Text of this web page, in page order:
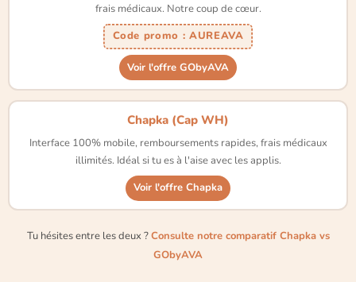
frais médicaux. Notre coup de cœur.
Code promo : AUREAVA
Voir l'offre GObyAVA
Chapka (Cap WH)
Interface 100% mobile, remboursements rapides, frais médicaux
illimités. Idéal si tu es à l'aise avec les applis.
Voir l'offre Chapka
Tu hésites entre les deux ?Consulte notre comparatif Chapka vs
GObyAVA